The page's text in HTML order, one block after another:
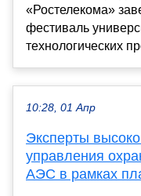
«Ростелекома»
фестиваль
технологических
10:28, 01 Апр
Эксперты
управления
АЭС в рамках